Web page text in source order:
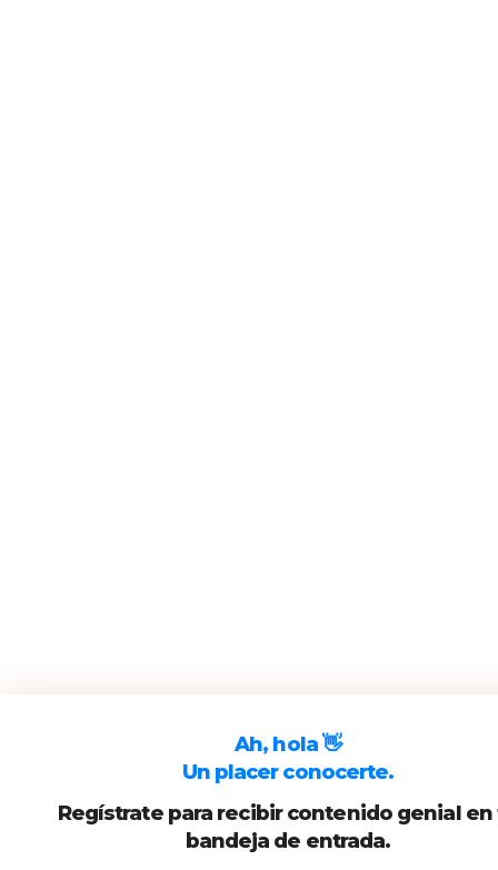
Ah, hola 👋
Un placer conocerte.
Regístrate para recibir contenido genial en
bandeja de entrada.